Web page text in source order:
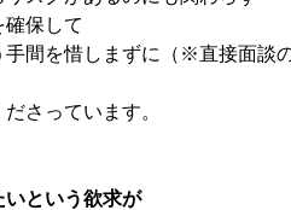
確保して
手間を惜しまずに（※直接面談
さっています。
という欲求が